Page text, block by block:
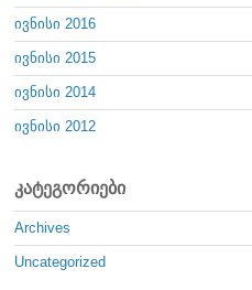
ივნისი 2016
ივნისი 2015
ივნისი 2014
ივნისი 2012
კატეგორიები
Archives
Uncategorized